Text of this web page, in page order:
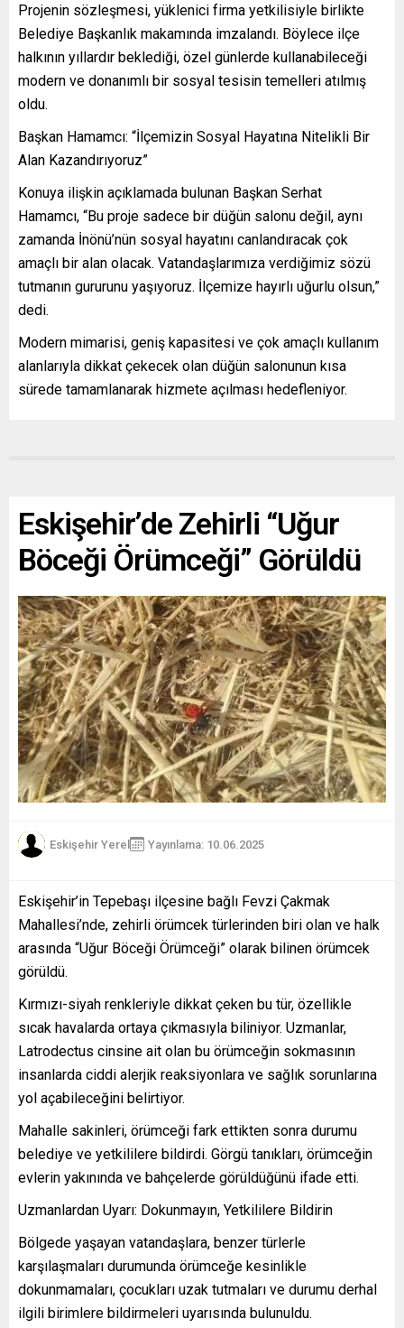
Projenin sözleşmesi, yüklenici firma yetkilisiyle birlikte
Belediye Başkanlık makamında imzalandı. Böylece ilçe
halkının yıllardır beklediği, özel günlerde kullanabileceği
modern ve donanımlı bir sosyal tesisin temelleri atılmış
oldu.
Başkan Hamamcı: “İlçemizin Sosyal Hayatına Nitelikli Bir
Alan Kazandırıyoruz”
Konuya ilişkin açıklamada bulunan Başkan Serhat
Hamamcı, “Bu proje sadece bir düğün salonu değil, aynı
zamanda İnönü’nün sosyal hayatını canlandıracak çok
amaçlı bir alan olacak. Vatandaşlarımıza verdiğimiz sözü
tutmanın gururunu yaşıyoruz. İlçemize hayırlı uğurlu olsun,”
dedi.
Modern mimarisi, geniş kapasitesi ve çok amaçlı kullanım
alanlarıyla dikkat çekecek olan düğün salonunun kısa
sürede tamamlanarak hizmete açılması hedefleniyor.
Eskişehir’de Zehirli “Uğur
Böceği Örümceği” Görüldü
Eskişehir Yerel Yayınlama: 10.06.2025
Eskişehir’in Tepebaşı ilçesine bağlı Fevzi Çakmak
Mahallesi’nde, zehirli örümcek türlerinden biri olan ve halk
arasında “Uğur Böceği Örümceği” olarak bilinen örümcek
görüldü.
Kırmızı-siyah renkleriyle dikkat çeken bu tür, özellikle
sıcak havalarda ortaya çıkmasıyla biliniyor. Uzmanlar,
Latrodectus cinsine ait olan bu örümceğin sokmasının
insanlarda ciddi alerjik reaksiyonlara ve sağlık sorunlarına
yol açabileceğini belirtiyor.
Mahalle sakinleri, örümceği fark ettikten sonra durumu
belediye ve yetkililere bildirdi. Görgü tanıkları, örümceğin
evlerin yakınında ve bahçelerde görüldüğünü ifade etti.
Uzmanlardan Uyarı: Dokunmayın, Yetkililere Bildirin
Bölgede yaşayan vatandaşlara, benzer türlerle
karşılaşmaları durumunda örümceğe kesinlikle
dokunmamaları, çocukları uzak tutmaları ve durumu derhal
ilgili birimlere bildirmeleri uyarısında bulunuldu.